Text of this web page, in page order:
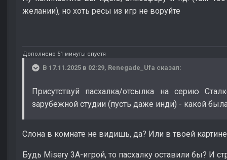
желании), но хоть ресы из игр не воруйте
Дополнено 51 минуты спустя
В 17.11.2025 в 02:29, Renegade_Ufa сказал:
Присутствуй пасхалка/отсылка на серию
зарубежной студии (пусть даже инди) - какой
Слона в комнате не видишь, да? Или в твоей
Будь Misery 3A-игрой, то пасхалку оставили бы? И